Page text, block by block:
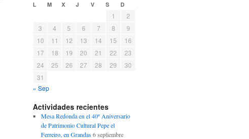
L M X J V S D
1
2
3
4 5 6 7 8
9
10
11 12 13 14 15
16
17
18 19 20 21 22
23
24
25 26 27 28 29
30
31
« Sep
Actividades recientes
Mesa Redonda en el 40º Aniversario
de Patrimonio Cultural Pepe el
Ferreiro, en Grandas 6 septiembre